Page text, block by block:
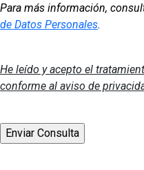
Para más información,
de Datos Personales.
He leído y acepto el
conforme al aviso de